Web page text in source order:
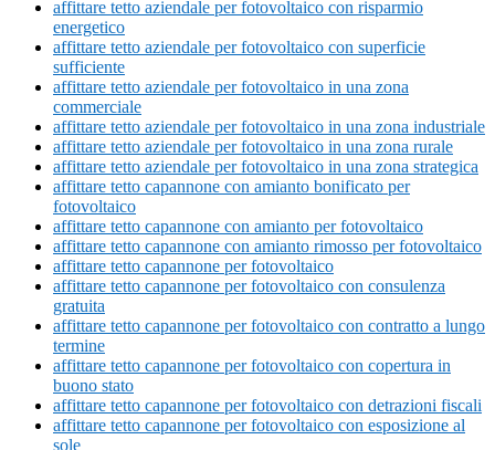
affittare tetto aziendale per fotovoltaico con risparmio
energetico
affittare tetto aziendale per fotovoltaico con superficie
sufficiente
affittare tetto aziendale per fotovoltaico in una zona
commerciale
affittare tetto aziendale per fotovoltaico in una zona industriale
affittare tetto aziendale per fotovoltaico in una zona rurale
affittare tetto aziendale per fotovoltaico in una zona strategica
affittare tetto capannone con amianto bonificato per
fotovoltaico
affittare tetto capannone con amianto per fotovoltaico
affittare tetto capannone con amianto rimosso per fotovoltaico
affittare tetto capannone per fotovoltaico
affittare tetto capannone per fotovoltaico con consulenza
gratuita
affittare tetto capannone per fotovoltaico con contratto a lungo
termine
affittare tetto capannone per fotovoltaico con copertura in
buono stato
affittare tetto capannone per fotovoltaico con detrazioni fiscali
affittare tetto capannone per fotovoltaico con esposizione al
sole